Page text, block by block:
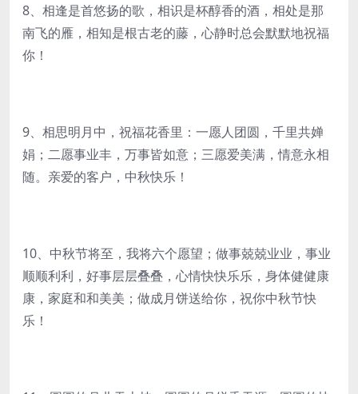
8、相逢是首悠扬的歌，相识是杯醇香的酒，相处是那
南飞的雁，相知是根古老的藤，心静时总会默默地祝福
你！
9、相思明月中，祝福花香里：一愿人团圆，千里共婵
娟；二愿事业丰，万事皆如意；三愿爱美满，情意永相
随。亲爱的客户，中秋快乐！
10、中秋节将至，我将六个愿望；做事兢兢业业，事业
顺顺利利，好事层层叠叠，心情快快乐乐，身体健健康
康，家庭和和美美；做成月饼送给你，祝你中秋节快
乐！